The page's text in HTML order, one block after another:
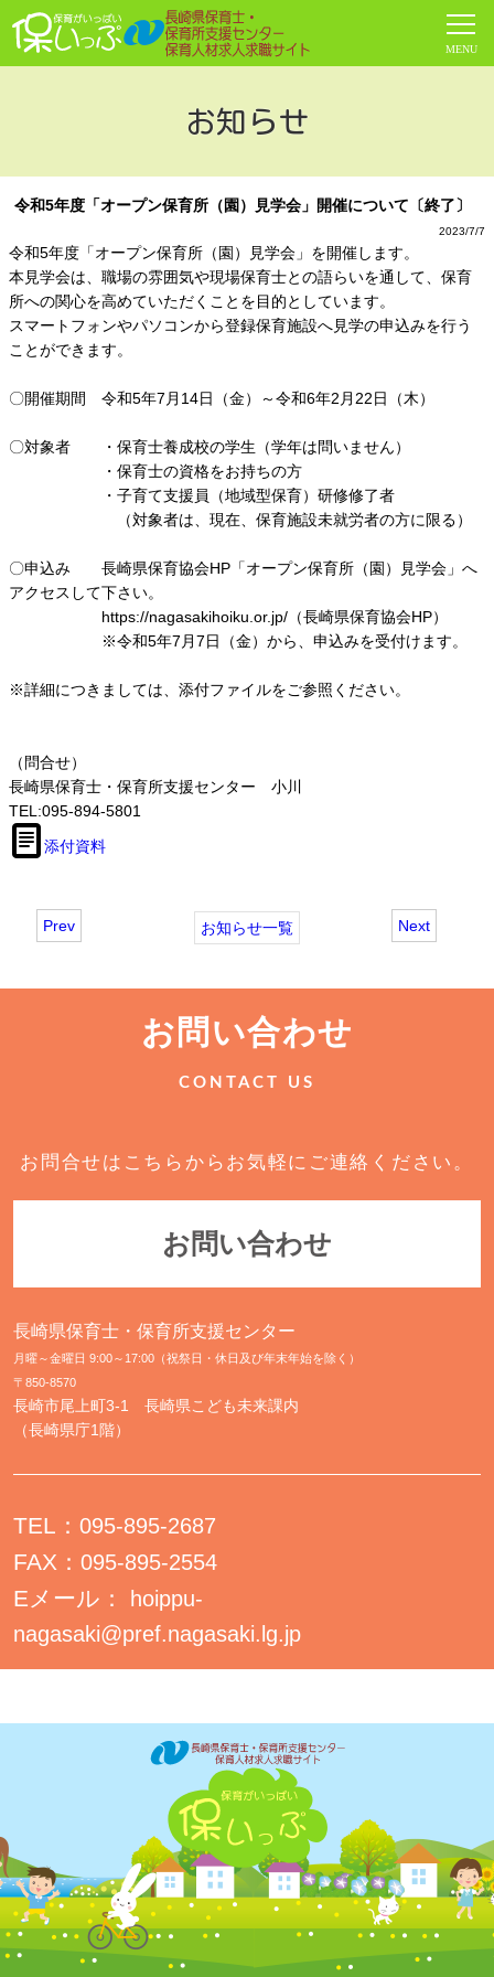
お知らせ
令和5年度「オープン保育所（園）見学会」開催について〔終了〕
2023/7/7
令和5年度「オープン保育所（園）見学会」を開催します。
本見学会は、職場の雰囲気や現場保育士との語らいを通して、保育
所への関心を高めていただくことを目的としています。
スマートフォンやパソコンから登録保育施設へ見学の申込みを行う
ことができます。
〇開催期間 令和5年7月14日（金）～令和6年2月22日（木）
〇対象者 ・保育士養成校の学生（学年は問いません）
・保育士の資格をお持ちの方
・子育て支援員（地域型保育）研修修了者
（対象者は、現在、保育施設未就労者の方に限る）
〇申込み 長崎県保育協会HP「オープン保育所（園）見学会」へ
アクセスして下さい。
https://nagasakihoiku.or.jp/（長崎県保育協会HP）
※令和5年7月7日（金）から、申込みを受付けます。
※詳細につきましては、添付ファイルをご参照ください。
（問合せ）
長崎県保育士・保育所支援センター 小川
TEL:095-894-5801
添付資料
Prev Next
お知らせ一覧
お問い合わせ
CONTACT US
お問合せはこちらからお気軽にご連絡ください。
お問い合わせ
長崎県保育士・保育所支援センター
月曜～金曜日 9:00～17:00（祝祭日・休日及び年末年始を除く）
〒850-8570
長崎市尾上町3-1 長崎県こども未来課内
（長崎県庁1階）
TEL： 095-895-2687
FAX： 095-895-2554
Eメール：
hoippu-
nagasaki@pref.nagasaki.lg.jp
Copyright (C)長崎県保育人材求人求職サイト All Rights Reserved.